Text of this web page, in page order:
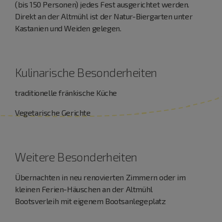
(bis 150 Personen) jedes Fest ausgerichtet werden.
Direkt an der Altmühl ist der Natur-Biergarten unter
Kastanien und Weiden gelegen.
Kulinarische Besonderheiten
traditionelle fränkische Küche
Vegetarische Gerichte
Weitere Besonderheiten
Übernachten in neu renovierten Zimmern oder im
kleinen Ferien-Häuschen an der Altmühl
Bootsverleih mit eigenem Bootsanlegeplatz